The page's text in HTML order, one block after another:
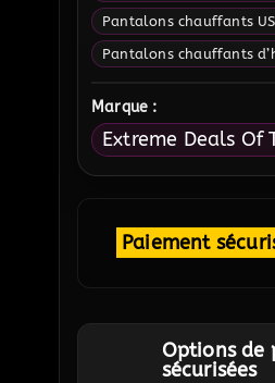
Pantalons chauffants
Pantalons chauffants
Marque :
Extreme Deals Of
Paiement
Options de
sécurisées